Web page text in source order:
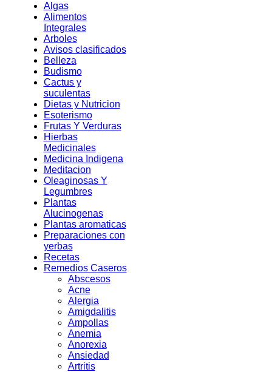
Algas
Alimentos
Integrales
Arboles
Avisos clasificados
Belleza
Budismo
Cactus y
suculentas
Dietas y Nutricion
Esoterismo
Frutas Y Verduras
Hierbas
Medicinales
Medicina Indigena
Meditacion
Oleaginosas Y
Legumbres
Plantas
Alucinogenas
Plantas aromaticas
Preparaciones con
yerbas
Recetas
Remedios Caseros
Abscesos
Acne
Alergia
Amigdalitis
Ampollas
Anemia
Anorexia
Ansiedad
Artritis